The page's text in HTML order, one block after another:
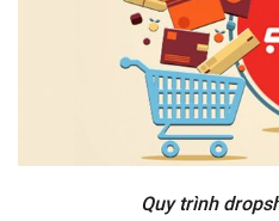
Quy trình